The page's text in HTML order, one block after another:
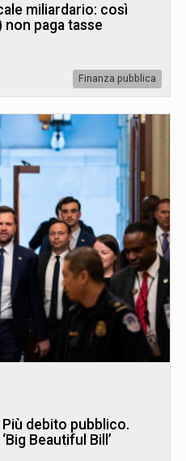
miliardario: così
non paga tasse
Finanza pubblica
debito pubblico.
Beautiful Bill’